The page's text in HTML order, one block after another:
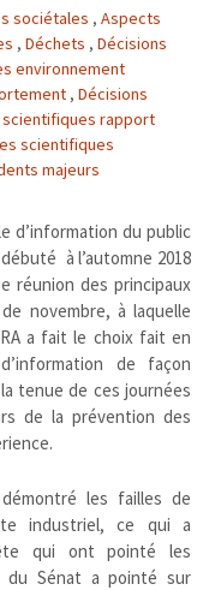
sociétales , Aspects
, Déchets , Décisions
environnement
, Décisions
scientifiques rapport
scientifiques
majeurs
d’information du public
à l’automne 2018
réunion des principaux
novembre, à laquelle
a fait le choix fait en
de façon
tenue de ces journées
de la prévention des
les failles de
industriel, ce qui a
qui ont pointé les
du Sénat a pointé sur